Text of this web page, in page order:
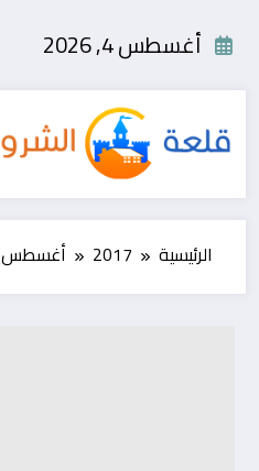
أغسطس 4, 2026
الرئيسية 2017 أغسطس